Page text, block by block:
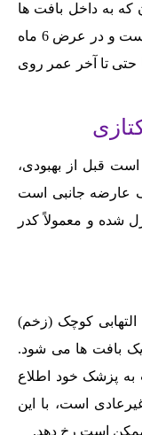
که به داخل بافت ها
نفوذ می کند رخ می دهد. معمولاً موقتی است و در عرض 6 ماه
در موارد نادر تا 2 سال یا حتی تا آخر عمر روی
قبل از بهبودی،
عارضه جانبی است
شده و معمولاً کدر
کوچک (زخم)
بافت ها می شود.
به پزشک خود اطلاع
است، با این
ممکن است رخ دهد.